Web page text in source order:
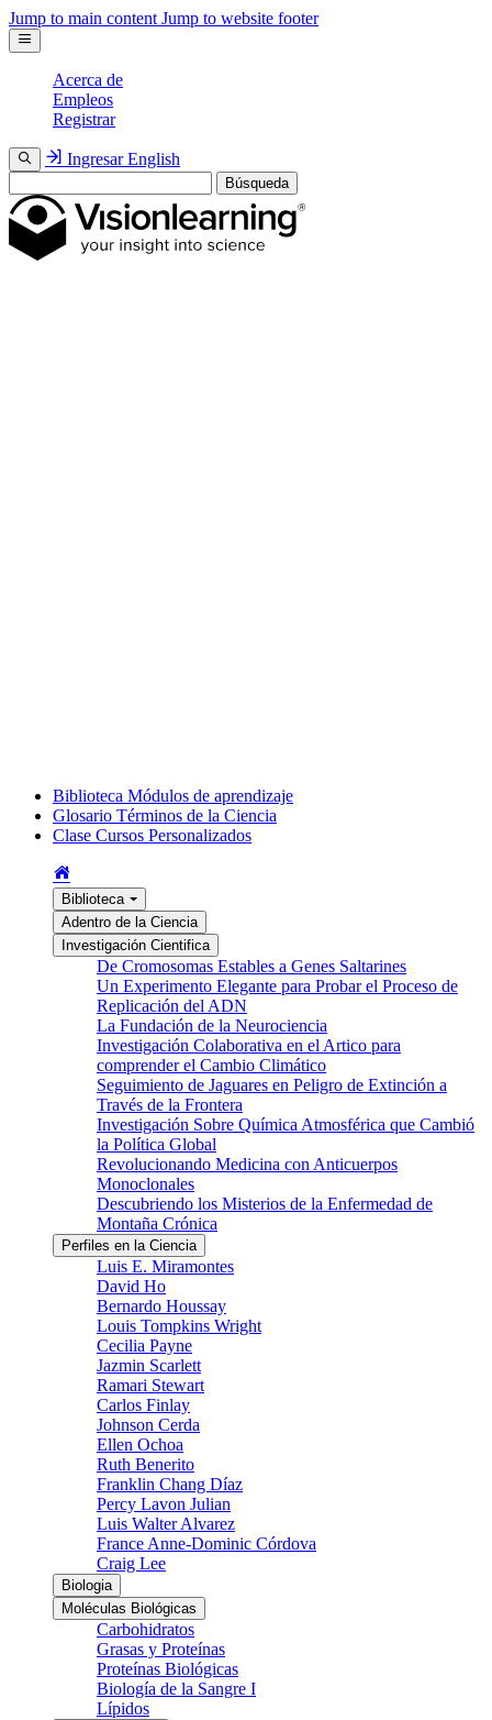
Jump to main content Jump to website footer
Acerca de
Empleos
Registrar
Ingresar English
Búsqueda
Biblioteca Módulos de aprendizaje
Glosario Términos de la Ciencia
Clase Cursos Personalizados
Biblioteca
Adentro de la Ciencia
Investigación Cientifica
De Cromosomas Estables a Genes Saltarines
Un Experimento Elegante para Probar el Proceso de
Replicación del ADN
La Fundación de la Neurociencia
Investigación Colaborativa en el Artico para
comprender el Cambio Climático
Seguimiento de Jaguares en Peligro de Extinción a
Través de la Frontera
Investigación Sobre Química Atmosférica que Cambió
la Política Global
Revolucionando Medicina con Anticuerpos
Monoclonales
Descubriendo los Misterios de la Enfermedad de
Montaña Crónica
Perfiles en la Ciencia
Luis E. Miramontes
David Ho
Bernardo Houssay
Louis Tompkins Wright
Cecilia Payne
Jazmin Scarlett
Ramari Stewart
Carlos Finlay
Johnson Cerda
Ellen Ochoa
Ruth Benerito
Franklin Chang Díaz
Percy Lavon Julian
Luis Walter Alvarez
France Anne-Dominic Córdova
Craig Lee
Biologia
Moléculas Biológicas
Carbohidratos
Grasas y Proteínas
Proteínas Biológicas
Biología de la Sangre I
Lípidos